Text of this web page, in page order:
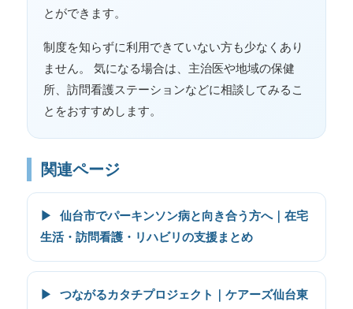
とができます。
制度を知らずに利用できていない方も少なくあり
ません。 気になる場合は、主治医や地域の保健
所、訪問看護ステーションなどに相談してみるこ
とをおすすめします。
関連ページ
▶
仙台市でパーキンソン病と向き合う方へ｜在宅
生活・訪問看護・リハビリの支援まとめ
▶
つながるカタチプロジェクト｜ケアーズ仙台東